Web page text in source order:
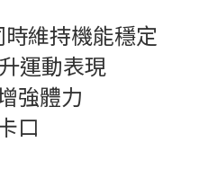
維持機能穩定
運動表現
強體力
口